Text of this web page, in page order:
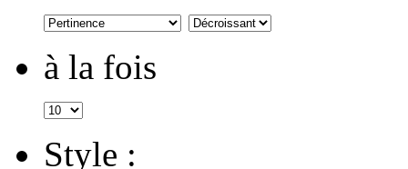
à la fois
Style :